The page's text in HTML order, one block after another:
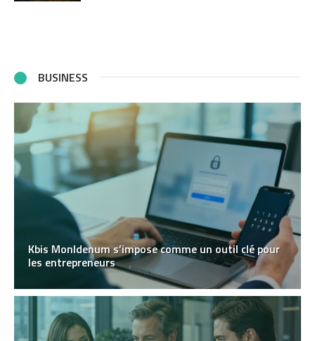
BUSINESS
Kbis MonIdenum s’impose comme un outil clé pour
les entrepreneurs